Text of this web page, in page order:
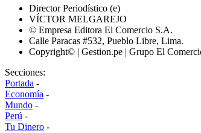
Director Periodístico (e)
VÍCTOR MELGAREJO
© Empresa Editora El Comercio S.A.
Calle Paracas #532, Pueblo Libre, Lima.
Copyright© | Gestion.pe | Grupo El
Secciones:
Portada -
Economía -
Mundo -
Perú -
Tu Dinero -